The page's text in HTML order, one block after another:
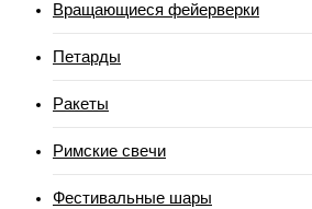
Вращающиеся фейерверки
Петарды
Ракеты
Римские свечи
Фестивальные шары